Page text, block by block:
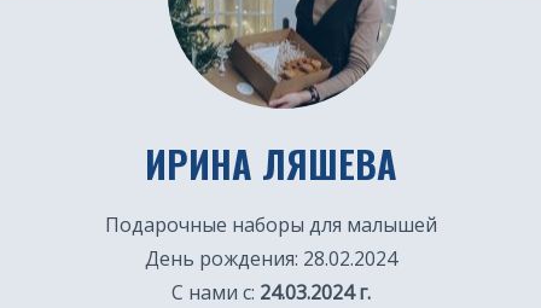
ИРИНА ЛЯШЕВА
Подарочные наборы для малышей
День рождения: 28.02.2024
С нами с: 24.03.2024 г.